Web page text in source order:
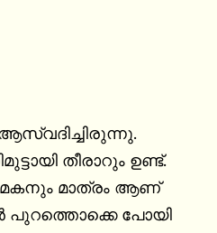
തീരാറും ഉണ്ട്.
മകനും മാത്രം ആണ്
പുറത്തൊക്കെ പോയി